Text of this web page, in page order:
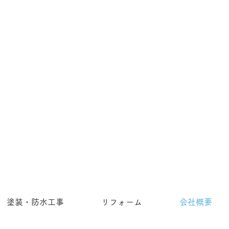
塗装・防水工事 リフォーム 会社概要